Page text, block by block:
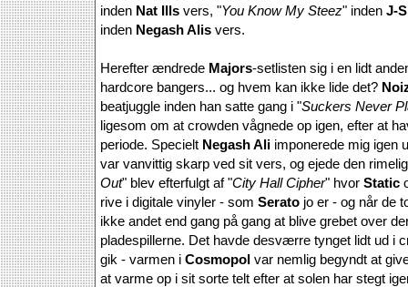
inden Nat Ills vers, "You Know My Steez" inden J-
inden Negash Alis vers.
Herefter ændrede Majors-setlisten sig i en lidt
hardcore bangers... og hvem kan ikke lide det?
beatjuggle inden han satte gang i "Suckers Never
ligesom om at crowden vågnede op igen, efter at
periode. Specielt Negash Ali imponerede mig igen
var vanvittig skarp ved sit vers, og ejede den
Out" blev efterfulgt af "City Hall Cipher" hvor Static
rive i digitale vinyler - som Serato jo er - og når de
ikke andet end gang på gang at blive grebet over
pladespillerne. Det havde desværre tynget lidt ud i
gik - varmen i Cosmopol var nemlig begyndt at
at varme op i sit sorte telt efter at solen har stegt